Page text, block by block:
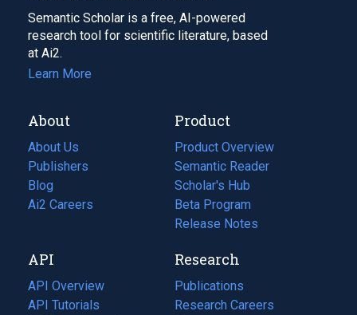
Semantic Scholar is a free, AI-powered
research tool for scientific literature, based
at Ai2.
Learn More
About
About Us
Publishers
Blog
(opens
in
tab)
Ai2 Careers
(opens
new
tab)
Product
Product Overview
Semantic Reader
Scholar's Hub
Beta Program
Release Notes
API
API Overview
API Tutorials
Research
Publications
(opens
in
Research Careers
(opens